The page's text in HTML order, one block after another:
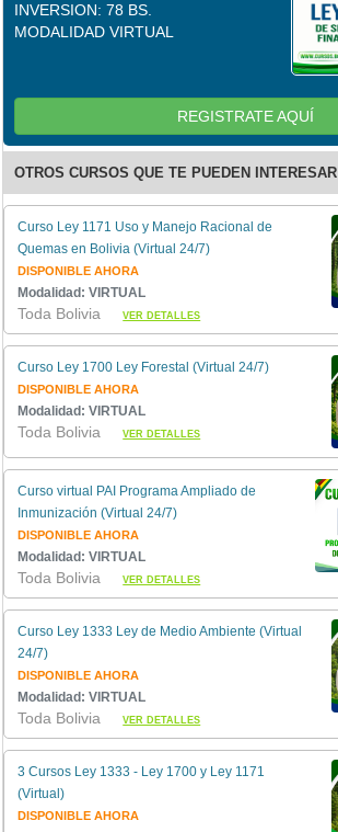
INVERSION: 78 BS.
MODALIDAD VIRTUAL
REGISTRATE AQUÍ
OTROS CURSOS QUE TE PUEDEN INTERESAR
Curso Ley 1171 Uso y Manejo Racional de
Quemas en Bolivia (Virtual 24/7)
DISPONIBLE AHORA
Modalidad: VIRTUAL
Toda BoliviaVER DETALLES
Curso Ley 1700 Ley Forestal (Virtual 24/7)
DISPONIBLE AHORA
Modalidad: VIRTUAL
Toda BoliviaVER DETALLES
Curso virtual PAI Programa Ampliado de
Inmunización (Virtual 24/7)
DISPONIBLE AHORA
Modalidad: VIRTUAL
Toda BoliviaVER DETALLES
Curso Ley 1333 Ley de Medio Ambiente (Virtual
24/7)
DISPONIBLE AHORA
Modalidad: VIRTUAL
Toda BoliviaVER DETALLES
3 Cursos Ley 1333 - Ley 1700 y Ley 1171
(Virtual)
DISPONIBLE AHORA